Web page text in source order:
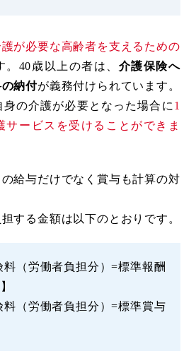
が必要な高齢者を支えるための
。40歳以上の者は、 介護保険へ
納付が義務付けられています。
身の介護が必要となった場合に 1
サービスを受けることができま
給与だけでなく賞与も計算の対
する金額は以下のとおりです。
料（労働者負担分）=標準報酬
料（労働者負担分）=標準賞与